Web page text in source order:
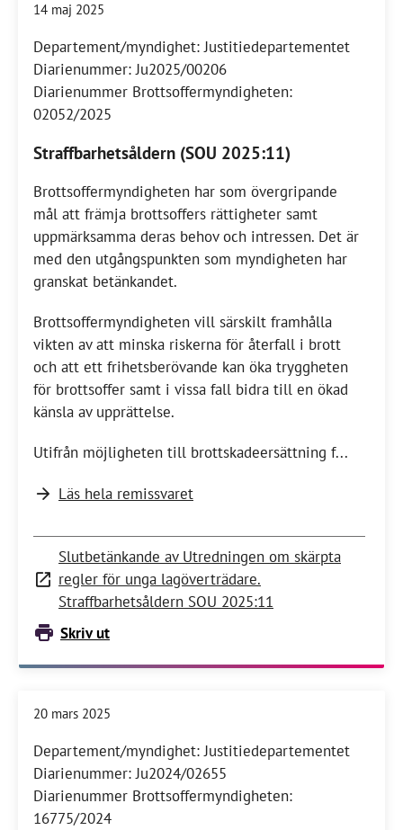
14 maj 2025
Departement/myndighet: Justitiedepartementet
Diarienummer: Ju2025/00206
Diarienummer Brottsoffermyndigheten:
02052/2025
Straffbarhetsåldern (SOU 2025:11)
Brottsoffermyndigheten har som övergripande
mål att främja brottsoffers rättigheter samt
uppmärksamma deras behov och intressen. Det är
med den utgångspunkten som myndigheten har
granskat betänkandet.
Brottsoffermyndigheten vill särskilt framhålla
vikten av att minska riskerna för återfall i brott
och att ett frihetsberövande kan öka tryggheten
för brottsoffer samt i vissa fall bidra till en ökad
känsla av upprättelse.
Utifrån möjligheten till brottskadeersättning f...
Läs hela remissvaret
Slutbetänkande av Utredningen om skärpta
regler för unga lagöverträdare.
Straffbarhetsåldern SOU 2025:11
Skriv ut
20 mars 2025
Departement/myndighet: Justitiedepartementet
Diarienummer: Ju2024/02655
Diarienummer Brottsoffermyndigheten:
16775/2024